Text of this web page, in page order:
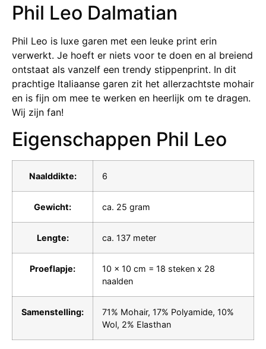
Phil Leo Dalmatian
Phil Leo is luxe garen met een leuke print erin
verwerkt. Je hoeft er niets voor te doen en al breiend
ontstaat als vanzelf een trendy stippenprint. In dit
prachtige Italiaanse garen zit het allerzachtste mohair
en is fijn om mee te werken en heerlijk om te dragen.
Wij zijn fan!
Eigenschappen Phil Leo
Naalddikte: 6
Gewicht: ca. 25 gram
Lengte: ca. 137 meter
Proeflapje:
10 x 10 cm = 18 steken x 28
naalden
Samenstelling:
71% Mohair, 17% Polyamide, 10%
Wol, 2% Elasthan